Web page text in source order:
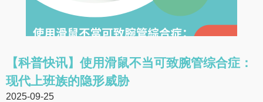
【科普快讯】使用滑鼠不当可致腕管综合症：
现代上班族的隐形威胁
2025-09-25